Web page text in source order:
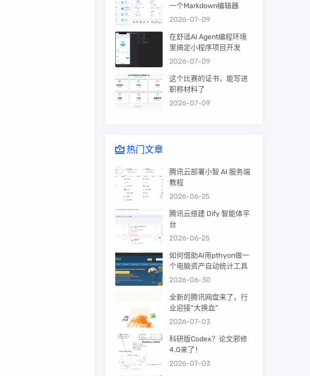
一个Markdown编辑器
2026-07-09
在舒适AI Agent编程环境
里搞定小程序项目开发
2026-07-09
这个比赛的证书，能写进
职称材料了
2026-07-09
热门文章
腾讯云部署小智 AI 服务端
教程
2026-06-25
腾讯云搭建 Dify 智能体平
台
2026-06-25
如何借助AI用pthyon做一
个电脑资产自动统计工具
2026-06-30
全新的腾讯网盘来了，行
业迎接“大换血”
2026-07-03
科研版Codex？论文邪修
4.0来了！
2026-07-03